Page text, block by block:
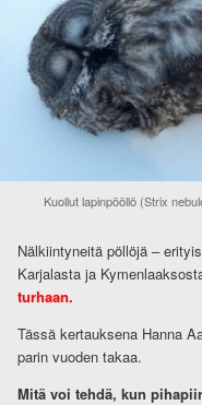
Kuollut lapinpööllö (Strix
Nälkiintyneitä pöllöjä –
Karjalasta ja
turhaan.
Tässä kertauksena Hanna
parin vuoden takaa.
Mitä voi tehdä, kun